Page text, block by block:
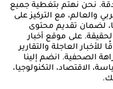
نحن نهتم بتغطية جميع
والعالم، مع التركيز على
لضمان تقديم محتوى
على موقع أخبار
العاجلة والتقارير
الصحفية. انضم إلينا
الاقتصاد، التكنولوجيا،